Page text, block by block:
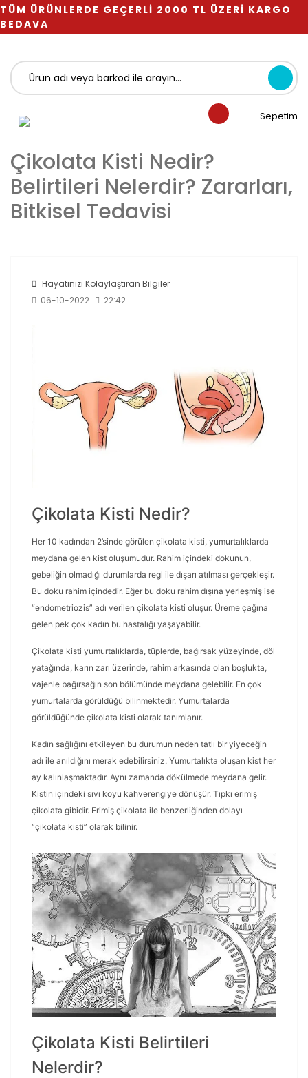
TÜM ÜRÜNLERDE GEÇERLİ 2000 TL ÜZERİ KARGO
BEDAVA
Sepetim
Çikolata Kisti Nedir?
Belirtileri Nelerdir? Zararları,
Bitkisel Tedavisi
Hayatınızı Kolaylaştıran Bilgiler
06-10-2022
22:42
Çikolata Kisti Nedir?
Her 10 kadından 2’sinde görülen çikolata kisti, yumurtalıklarda
meydana gelen kist oluşumudur. Rahim içindeki dokunun,
gebeliğin olmadığı durumlarda regl ile dışarı atılması gerçekleşir.
Bu doku rahim içindedir. Eğer bu doku rahim dışına yerleşmiş ise
“endometriozis” adı verilen çikolata kisti oluşur. Üreme çağına
gelen pek çok kadın bu hastalığı yaşayabilir.
Çikolata kisti yumurtalıklarda, tüplerde, bağırsak yüzeyinde, döl
yatağında, karın zarı üzerinde, rahim arkasında olan boşlukta,
vajenle bağırsağın son bölümünde meydana gelebilir. En çok
yumurtalarda görüldüğü bilinmektedir. Yumurtalarda
görüldüğünde çikolata kisti olarak tanımlanır.
Kadın sağlığını etkileyen bu durumun neden tatlı bir yiyeceğin
adı ile anıldığını merak edebilirsiniz. Yumurtalıkta oluşan kist her
ay kalınlaşmaktadır. Aynı zamanda dökülmede meydana gelir.
Kistin içindeki sıvı koyu kahverengiye dönüşür. Tıpkı erimiş
çikolata gibidir. Erimiş çikolata ile benzerliğinden dolayı
“çikolata kisti” olarak bilinir.
Çikolata Kisti Belirtileri
Nelerdir?